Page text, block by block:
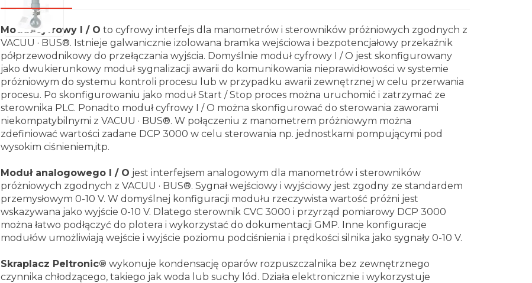
Moduł cyfrowy I / O to cyfrowy interfejs dla manometrów i sterowników próżniowych zgodnych z
VACUU · BUS®. Istnieje galwanicznie izolowana bramka wejściowa i bezpotencjałowy przekaźnik
półprzewodnikowy do przełączania wyjścia. Domyślnie moduł cyfrowy I / O jest skonfigurowany
jako dwukierunkowy moduł sygnalizacji awarii do komunikowania nieprawidłowości w systemie
próżniowym do systemu kontroli procesu lub w przypadku awarii zewnętrznej w celu przerwania
procesu. Po skonfigurowaniu jako moduł Start / Stop proces można uruchomić i zatrzymać ze
sterownika PLC. Ponadto moduł cyfrowy I / O można skonfigurować do sterowania zaworami
niekompatybilnymi z VACUU · BUS®. W połączeniu z manometrem próżniowym można
zdefiniować wartości zadane DCP 3000 w celu sterowania np. jednostkami pompującymi pod
wysokim ciśnieniem,itp.
Moduł analogowego I / O jest interfejsem analogowym dla manometrów i sterowników
próżniowych zgodnych z VACUU · BUS®. Sygnał wejściowy i wyjściowy jest zgodny ze standardem
przemysłowym 0-10 V. W domyślnej konfiguracji modułu rzeczywista wartość próżni jest
wskazywana jako wyjście 0-10 V. Dlatego sterownik CVC 3000 i przyrząd pomiarowy DCP 3000
można łatwo podłączyć do plotera i wykorzystać do dokumentacji GMP. Inne konfiguracje
modułów umożliwiają wejście i wyjście poziomu podciśnienia i prędkości silnika jako sygnały 0-10 V.
Skraplacz Peltronic® wykonuje kondensację oparów rozpuszczalnika bez zewnętrznego
czynnika chłodzącego, takiego jak woda lub suchy lód. Działa elektronicznie i wykorzystuje